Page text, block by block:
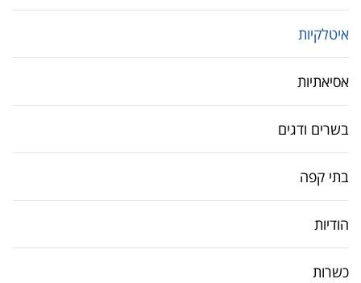
איטלקיות
אסיאתיות
בשרים ודגים
בתי קפה
הודיות
כשרות